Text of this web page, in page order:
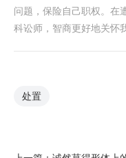
问题，保险自己职权。在
科讼师，智商更好地关怀
处置